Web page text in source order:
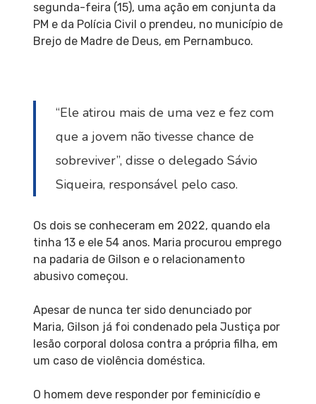
segunda-feira (15), uma ação em conjunta da
PM e da Polícia Civil o prendeu, no município de
Brejo de Madre de Deus, em Pernambuco.
“Ele atirou mais de uma vez e fez com
que a jovem não tivesse chance de
sobreviver”, disse o delegado Sávio
Siqueira, responsável pelo caso.
Os dois se conheceram em 2022, quando ela
tinha 13 e ele 54 anos. Maria procurou emprego
na padaria de Gilson e o relacionamento
abusivo começou.
Apesar de nunca ter sido denunciado por
Maria, Gilson já foi condenado pela Justiça por
lesão corporal dolosa contra a própria filha, em
um caso de violência doméstica.
O homem deve responder por feminicídio e